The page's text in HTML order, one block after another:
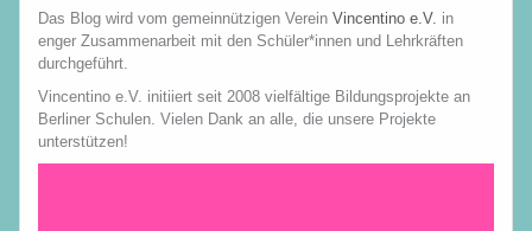
Das Blog wird vom gemeinnützigen Verein Vincentino e.V. in
enger Zusammenarbeit mit den Schüler*innen und Lehrkräften
durchgeführt.
Vincentino e.V. initiiert seit 2008 vielfältige Bildungsprojekte an
Berliner Schulen. Vielen Dank an alle, die unsere Projekte
unterstützen!